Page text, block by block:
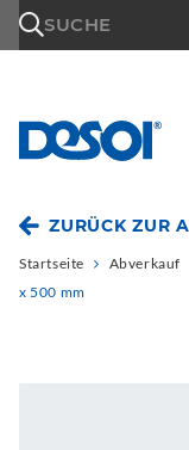
SUCHE
ZURÜCK ZUR
Startseite Abverkauf
x 500 mm